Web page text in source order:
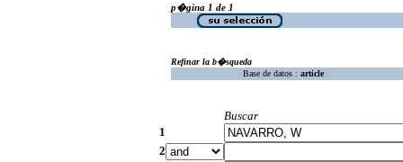
p�gina 1 de 1
Refinar la b�squeda
Base de datos : article
Buscar
1
2